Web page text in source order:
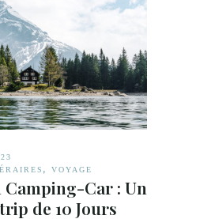
, VOYAGE
Camping-Car : Un
de 10 Jours